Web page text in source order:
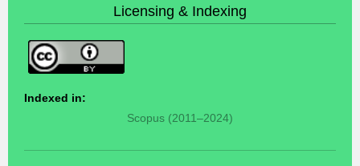
Licensing & Indexing
Indexed in:
Scopus (2011–2024)